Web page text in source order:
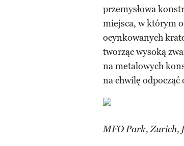
przemysłowa
miejsca, w którym
ocynkowanych
tworząc wysoką
na metalowych
na chwilę odpocząć
MFO Park, Zurich,